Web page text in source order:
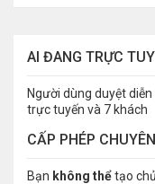
AI ĐANG TRỰC
Người dùng duyệt
trực tuyến và 7 khách
CẤP PHÉP
Bạn không thểtạo